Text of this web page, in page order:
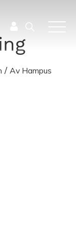
/ Av Hampus